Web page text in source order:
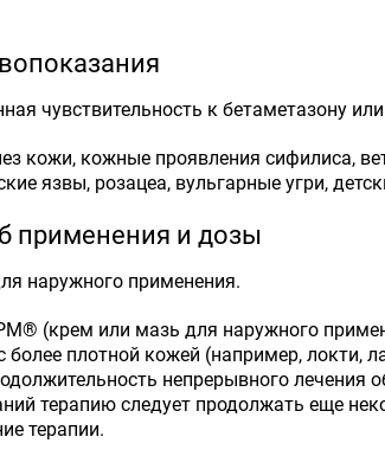
чувствительность к бетаметазону
кожи, кожные проявления сифилиса,
язвы, розацеа, вульгарные угри,
применения и дозы
наружного применения.
(крем или мазь для наружного
более плотной кожей (например,
непрерывного лечения
терапию следует продолжать еще
терапии.